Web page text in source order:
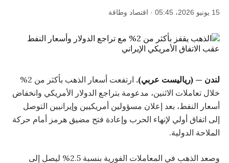
15 يونيو 2026، 05:45 · اقتصاد وطاقة
لندن — (رياليست عربي).
ارتفعت أسعار الذهب بأكثر من 2%
خلال تعاملات الاثنين، مدعومة بتراجع الدولار الأمريكي وانخفاض
أسعار النفط، بعد إعلان مسؤولين أمريكيين وإيرانيين التوصل
إلى اتفاق أولي لإنهاء الحرب وإعادة فتح مضيق هرمز أمام حركة
الملاحة الدولية.
وصعد الذهب في المعاملات الفورية بنسبة 2.5% ليصل إلى